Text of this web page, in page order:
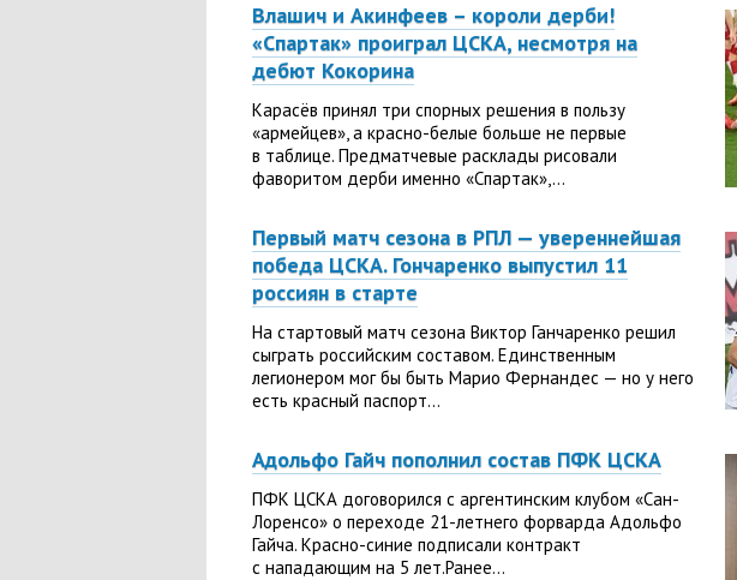
Влашич и Акинфеев – короли дерби!
«Спартак» проиграл ЦСКА, несмотря на
дебют Кокорина
Карасёв принял три спорных решения в пользу
«армейцев», а красно-белые больше не первые
в таблице. Предматчевые расклады рисовали
фаворитом дерби именно «Спартак»,...
Первый матч сезона в РПЛ — увереннейшая
победа ЦСКА. Гончаренко выпустил 11
россиян в старте
На стартовый матч сезона Виктор Ганчаренко решил
сыграть российским составом. Единственным
легионером мог бы быть Марио Фернандес — но у него
есть красный паспорт...
Адольфо Гайч пополнил состав ПФК ЦСКА
ПФК ЦСКА договорился с аргентинским клубом «Сан-
Лоренсо» о переходе 21-летнего форварда Адольфо
Гайча. Красно-синие подписали контракт
с нападающим на 5 лет.Ранее...